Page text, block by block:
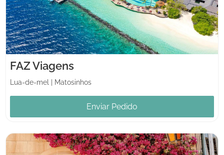
FAZ Viagens
Lua-de-mel Matosinhos
Enviar Pedido